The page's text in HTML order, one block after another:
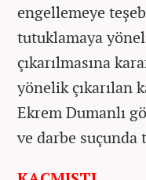
engellemeye
tutuklamaya
çıkarılmasına
yönelik çıkarılan
Ekrem Dumanlı
ve darbe suçunda